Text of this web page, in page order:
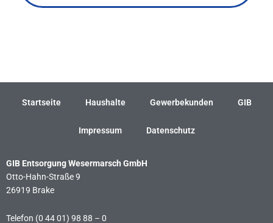
Startseite Haushalte Gewerbekunden GIB
Impressum Datenschutz
GIB Entsorgung Wesermarsch GmbH
Otto-Hahn-Straße 9
26919 Brake
Telefon (0 44 01) 98 88 – 0